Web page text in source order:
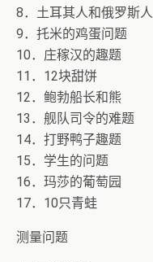
8．土耳其人和俄罗斯人
9．托米的鸡蛋问题
10．庄稼汉的趣题
11．12块甜饼
12．鲍勃船长和熊
13．舰队司令的难题
14．打野鸭子趣题
15．学生的问题
16．玛莎的葡萄园
17．10只青蛙
测量问题